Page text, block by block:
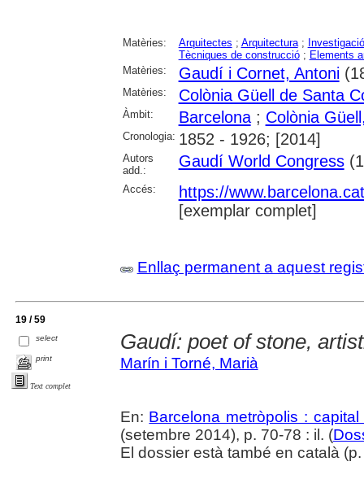
Matèries: Arquitectes ; Arquitectura;
Tècniques de construcció; Elements
Matèries:
Gaudí i Cornet, Antoni
Matèries: Colònia Güell de Santa
Àmbit: Barcelona; Colònia
Cronologia: 1852 - 1926; [2014]
Autors
add.:
Gaudí World Congress
Accés:
https://
[exemplar complet]
Enllaç permanent a aquest
19 / 59
select
print
Text complet
Gaudí: poet of stone,
Marín i Torné, Marià
En: Barcelona metròpolis :
(setembre 2014), p. 70-78 : il. (
El dossier està també en català